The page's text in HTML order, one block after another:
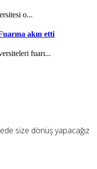
o...
akın etti
fuarı...
size dönüş yapacağız